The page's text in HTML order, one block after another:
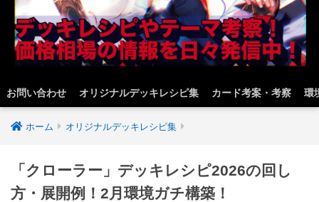
お問い合わせ オリジナルデッキレシピ集 カード考案・考察 環
ホーム オリジナルデッキレシピ集
「クローラー」デッキレシピ2026の回し
方・展開例！2月環境ガチ構築！